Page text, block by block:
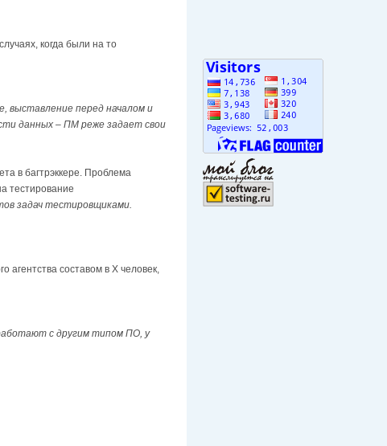
когда были на то
выставление перед началом и
данных – ПМ реже задает свои
в багтрэккере. Проблема
тестирование
задач тестировщиками.
составом в Х человек,
с другим типом ПО, у